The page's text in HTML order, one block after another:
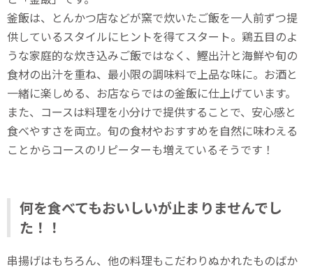
釜飯は、とんかつ店などが窯で炊いたご飯を一人前ずつ提
供しているスタイルにヒントを得てスタート。鶏五目のよ
うな家庭的な炊き込みご飯ではなく、鰹出汁と海鮮や旬の
食材の出汁を重ね、最小限の調味料で上品な味に。お酒と
一緒に楽しめる、お店ならではの釜飯に仕上げています。
また、コースは料理を小分けで提供することで、安心感と
食べやすさを両立。旬の食材やおすすめを自然に味わえる
ことからコースのリピーターも増えているそうです！
何を食べてもおいしいが止まりませんでし
た！！
串揚げはもちろん、他の料理もこだわりぬかれたものばか